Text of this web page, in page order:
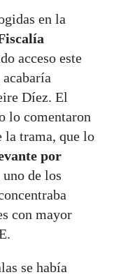
en la
acceso este
Díez. El
lo comentaron
la trama, que lo
por
uno de los
con mayor
se había